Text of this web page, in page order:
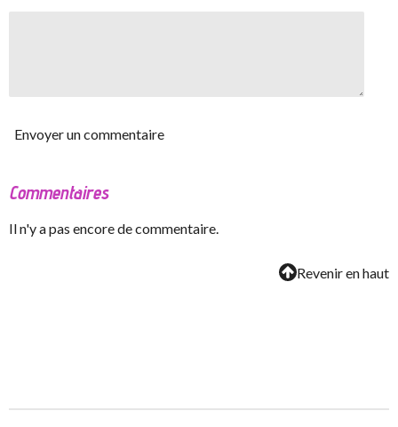
Envoyer un commentaire
Commentaires
Il n'y a pas encore de commentaire.
Revenir en haut